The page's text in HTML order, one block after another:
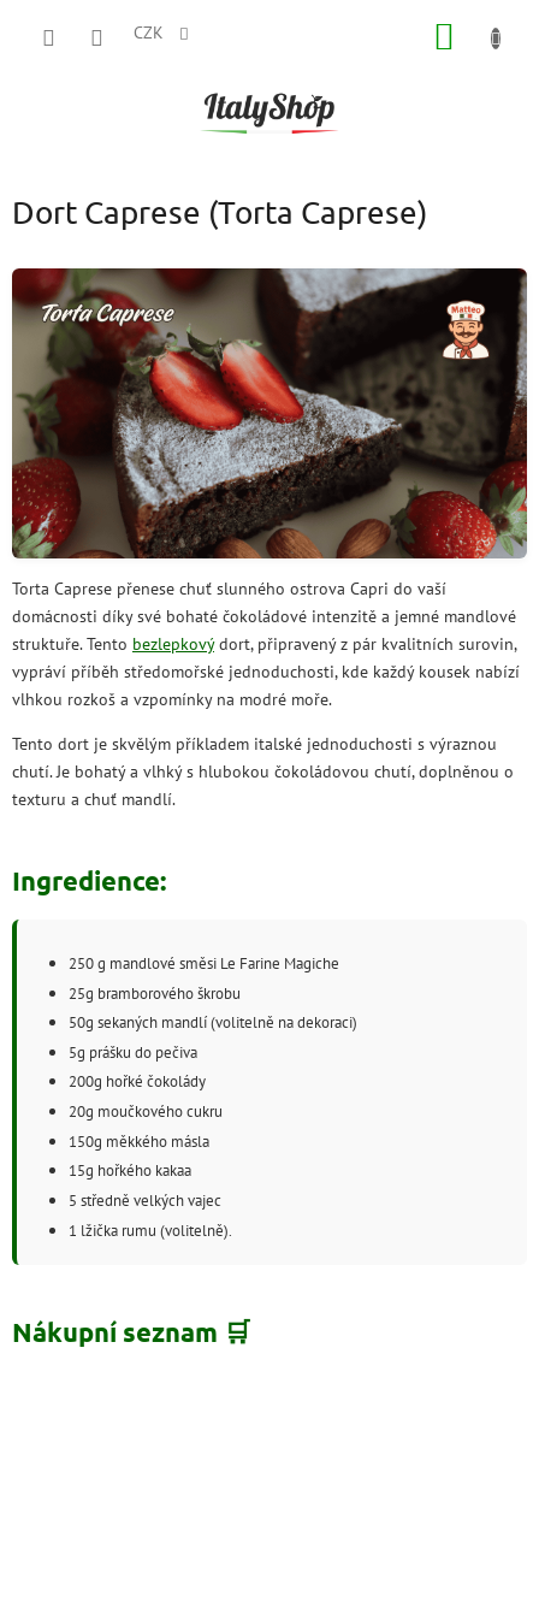
CZK
Dort Caprese (Torta Caprese)
Torta Caprese přenese chuť slunného ostrova Capri do vaší
domácnosti díky své bohaté čokoládové intenzitě a jemné mandlové
struktuře. Tento bezlepkovýdort, připravený z pár kvalitních surovin,
vypráví příběh středomořské jednoduchosti, kde každý kousek nabízí
vlhkou rozkoš a vzpomínky na modré moře.
Tento dort je skvělým příkladem italské jednoduchosti s výraznou
chutí. Je bohatý a vlhký s hlubokou čokoládovou chutí, doplněnou o
texturu a chuť mandlí.
Ingredience:
250 g mandlové směsi Le Farine Magiche
25g bramborového škrobu
50g sekaných mandlí (volitelně na dekoraci)
5g prášku do pečiva
200g hořké čokolády
20g moučkového cukru
150g měkkého másla
15g hořkého kakaa
5 středně velkých vajec
1 lžička rumu (volitelně).
Nákupní seznam 🛒